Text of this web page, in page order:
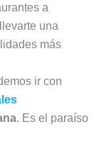
a
una
más
ir con
. Es el paraíso